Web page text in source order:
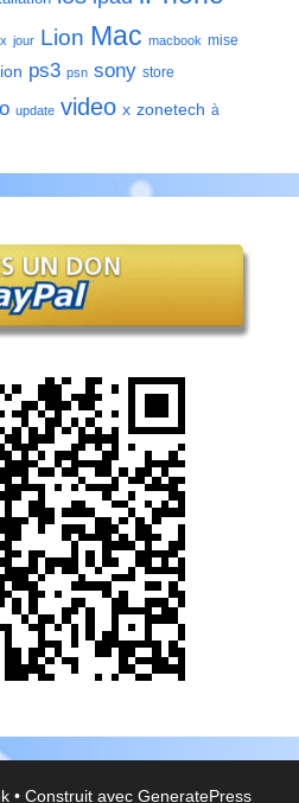
jour Lion Mac macbook mise
ps3 psn sony store
update video x zonetech à
• Construit avec GeneratePress